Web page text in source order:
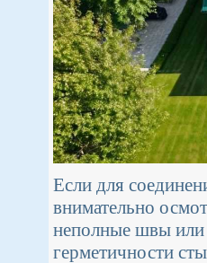
Если для
внимательно
неполные швы или
герметичности